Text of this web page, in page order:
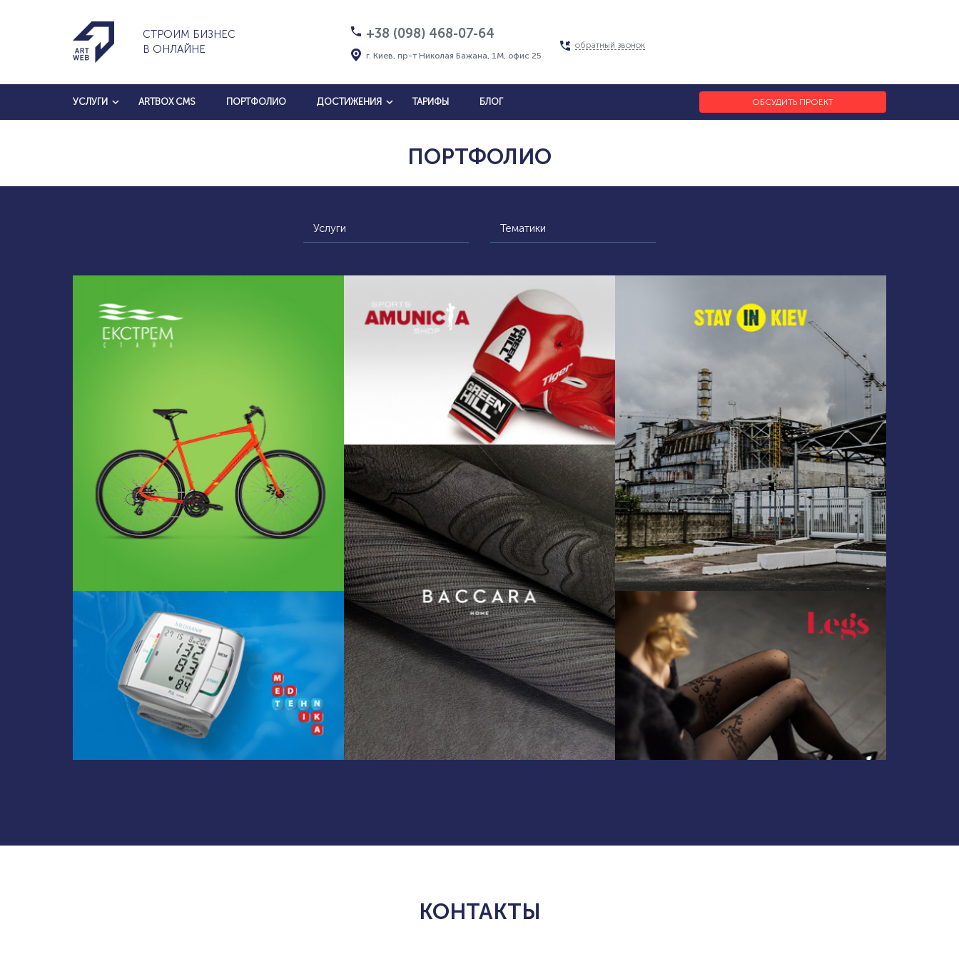
СТРОИМ БИЗНЕС
В ОНЛАЙНЕ
+38 (098) 468-07-64
г. Киев, пр-т Николая Бажана, 1М, офис 25
обратный звонок
УСЛУГИ ARTBOX CMS ПОРТФОЛИО ДОСТИЖЕНИЯ ТАРИФЫ БЛОГ ОБСУДИТЬ ПРОЕКТ
ПОРТФОЛИО
Услуги Тематики
КОНТАКТЫ